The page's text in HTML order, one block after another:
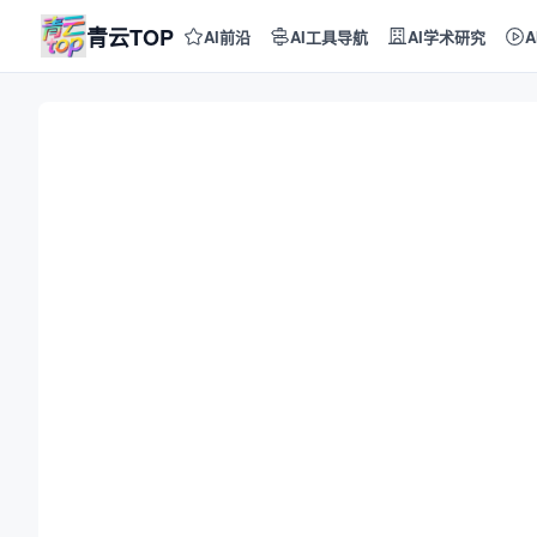
青云TOP AI前沿 AI工具导航 AI学术研究